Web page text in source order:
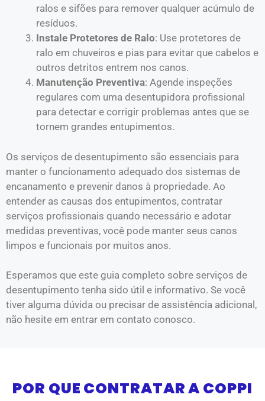
ralos e sifões para remover qualquer acúmulo de
resíduos.
Instale Protetores de Ralo: Use protetores de
ralo em chuveiros e pias para evitar que cabelos e
outros detritos entrem nos canos.
Manutenção Preventiva: Agende inspeções
regulares com uma desentupidora profissional
para detectar e corrigir problemas antes que se
tornem grandes entupimentos.
Os serviços de desentupimento são essenciais para
manter o funcionamento adequado dos sistemas de
encanamento e prevenir danos à propriedade. Ao
entender as causas dos entupimentos, contratar
serviços profissionais quando necessário e adotar
medidas preventivas, você pode manter seus canos
limpos e funcionais por muitos anos.
Esperamos que este guia completo sobre serviços de
desentupimento tenha sido útil e informativo. Se você
tiver alguma dúvida ou precisar de assistência adicional,
não hesite em entrar em contato conosco.
POR QUE CONTRATAR A COPPI